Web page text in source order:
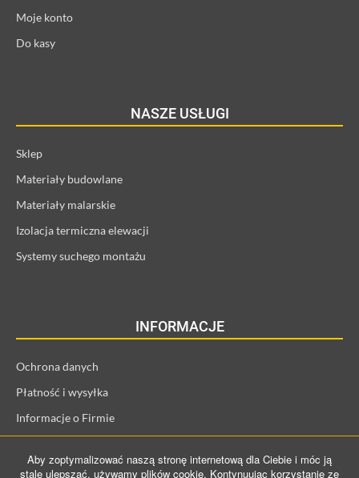
Moje konto
Do kasy
NASZE USŁUGI
Sklep
Materiały budowlane
Materiały malarskie
Izolacja termiczna elewacji
Systemy suchego montażu
INFORMACJE
Ochrona danych
Płatność i wysyłka
Informacje o Firmie
Prawo odstąpienia od umowy
Aby zoptymalizować naszą stronę internetową dla Ciebie i móc ją
stale ulepszać, używamy plików cookie. Kontynuując korzystanie ze